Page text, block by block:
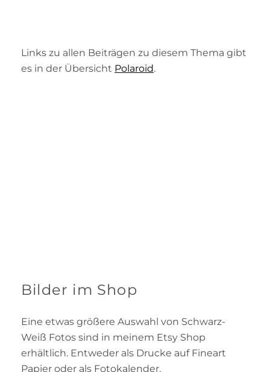
Links zu allen Beiträgen zu diesem Thema gibt
es in der Übersicht Polaroid.
Bilder im Shop
Eine etwas größere Auswahl von Schwarz-
Weiß Fotos sind in meinem Etsy Shop
erhältlich. Entweder als Drucke auf Fineart
Papier oder als Fotokalender.